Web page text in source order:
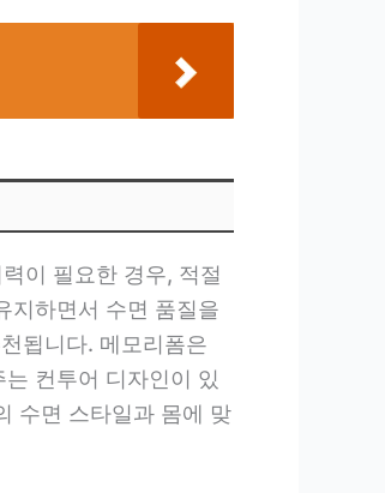
이 필요한 경우, 적절
지하면서 수면 품질을
됩니다. 메모리폼은
컨투어 디자인이 있
수면 스타일과 몸에 맞